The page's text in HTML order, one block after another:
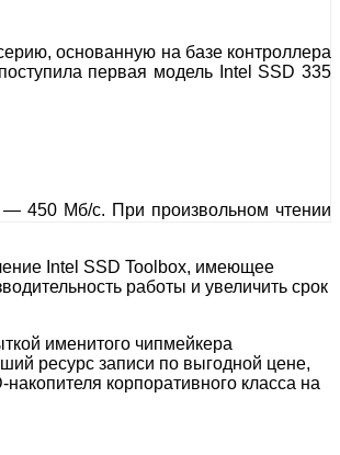
основанную на базе контроллера
первая модель Intel SSD 335
— 450 Мб/с. При произвольном чтении
Intel SSD Toolbox, имеющее
работы и увеличить срок
именитого чипмейкера
ресурс записи по выгодной цене,
накопителя корпоративного класса на